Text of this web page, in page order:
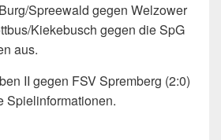
Spreewald gegen Welzower
Kiekebusch gegen die SpG
aus.
II gegen FSV Spremberg (2:0)
Spielinformationen.